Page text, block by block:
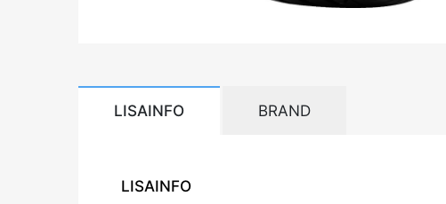
LISAINFO BRAND
LISAINFO